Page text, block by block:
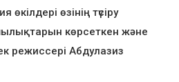
өзінің түсіру
көрсеткен және
режиссері Абдулазиз